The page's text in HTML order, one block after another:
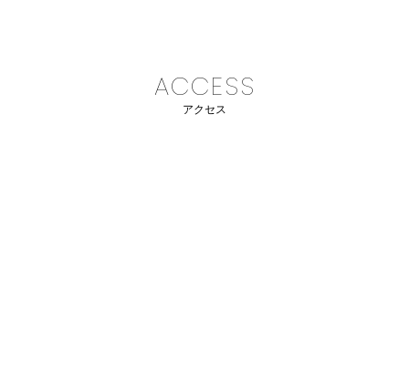
ACCESS
アクセス